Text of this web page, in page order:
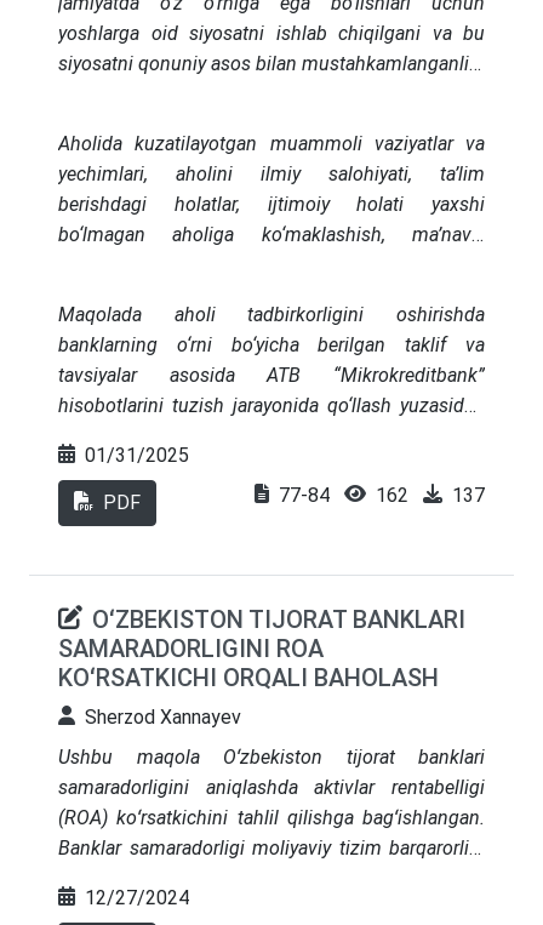
sharoitlariga bog‘liq holda keskin tebrangan.
yoshlarga oid siyosatni ishlab chiqilgani va bu
siyosatni qonuniy asos bilan mustahkamlanganligi
keltirib o‘tilganligi, shuningdek, aholi tadbirkorligini
oshirishda daromadlilikni ta’minlash masalalariga
qaratilgan tadqiqotlar bayoni keltirilgan.
Aholida kuzatilayotgan muammoli vaziyatlar va
yechimlari, aholini ilmiy salohiyati, ta’lim
berishdagi holatlar, ijtimoiy holati yaxshi
bo‘lmagan aholiga ko‘maklashish, ma’naviy
ta’minlash kabi masalalarga e’tibor bergan holda
ilmiy takliflar va amaliy tavsiyalar berilgan.
Maqolada aholi tadbirkorligini oshirishda
banklarning o‘rni bo‘yicha berilgan taklif va
tavsiyalar asosida ATB “Mikrokreditbank”
hisobotlarini tuzish jarayonida qo‘llash yuzasidan
01/31/2025
PDF 77-84 162 137
OʻZBEKISTON TIJORAT BANKLARI
SAMARADORLIGINI ROA
KOʻRSATKICHI ORQALI BAHOLASH
Sherzod Xannayev
Ushbu maqola Oʻzbekiston tijorat banklari
samaradorligini aniqlashda aktivlar rentabelligi
(ROA) koʻrsatkichini tahlil qilishga bagʻishlangan.
Banklar samaradorligi moliyaviy tizim barqarorligi
etadi. Tadqiqotda 1999-2023 yillarda mamlakat
12/27/2024